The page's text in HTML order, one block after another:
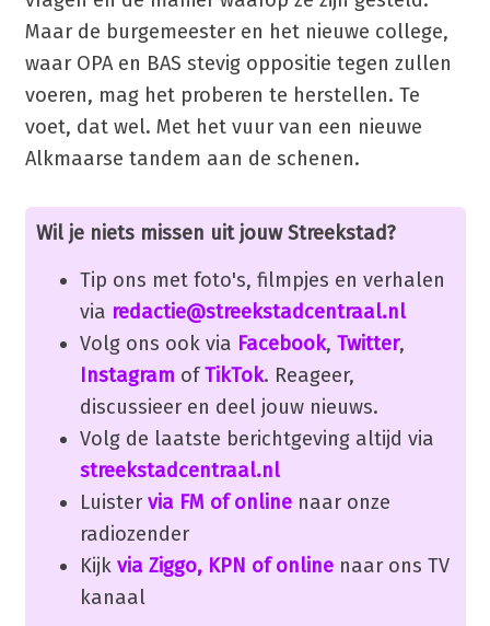
Maar de burgemeester en het nieuwe college,
waar OPA en BAS stevig oppositie tegen zullen
voeren, mag het proberen te herstellen. Te
voet, dat wel. Met het vuur van een nieuwe
Alkmaarse tandem aan de schenen.
Wil je niets missen uit jouw Streekstad?
Tip ons met foto's, filmpjes en verhalen
via redactie@streekstadcentraal.nl
Volg ons ook via Facebook, Twitter,
Instagram ofTikTok. Reageer,
discussieer en deel jouw nieuws.
Volg de laatste berichtgeving altijd via
streekstadcentraal.nl
Luister via FM of onlinenaar onze
radiozender
Kijk via Ziggo, KPN of onlinenaar ons TV
kanaal